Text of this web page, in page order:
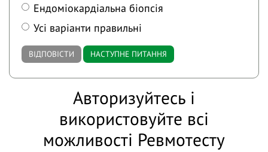
Ендоміокардіальна біопсія
Усі варіанти правильні
ВІДПОВІСТИ НАСТУПНЕ ПИТАННЯ
Авторизуйтесь і
використовуйте всі
можливості Ревмотесту